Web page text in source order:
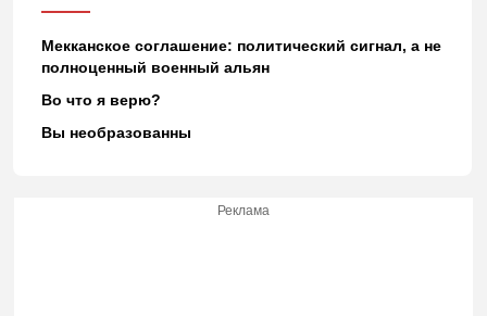
Мекканское соглашение: политический сигнал, а не
полноценный военный альян
Во что я верю?
Вы необразованны
Реклама